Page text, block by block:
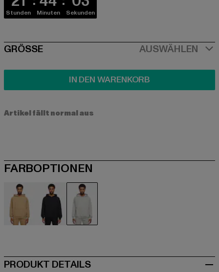
Stunden Minuten Sekunden
SIZE
GRÖSSE AUSWÄHLEN
IN DEN WARENKORB
Artikel fällt normal aus
FARBOPTIONEN
PRODUKT DETAILS